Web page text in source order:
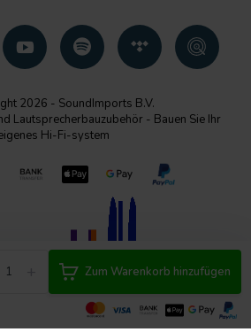
Zum Warenkorb hinzufügen
2026 - SoundImports B.V.
Lautsprecherbauzubehör - Bauen Sie Ihr
Hi-Fi-system